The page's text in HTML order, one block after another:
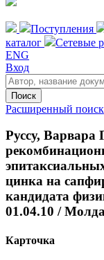
Поступления
каталог
Сетевые
ENG
Вход
Поиск
Расширенный поиск
Руссу, Варвара
цинка на
кандидата
01.04.10 /
Карточка